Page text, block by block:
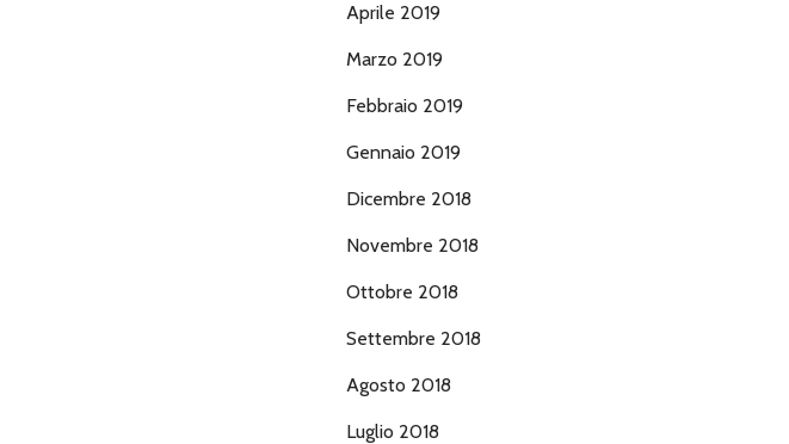
Aprile 2019
Marzo 2019
Febbraio 2019
Gennaio 2019
Dicembre 2018
Novembre 2018
Ottobre 2018
Settembre 2018
Agosto 2018
Luglio 2018